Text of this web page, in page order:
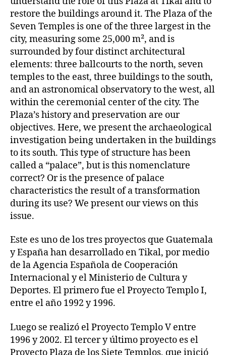
restore the buildings around it. The Plaza of the
Seven Temples is one of the three largest in the
city, measuring some 25,000 m², and is
surrounded by four distinct architectural
elements: three ballcourts to the north, seven
temples to the east, three buildings to the south,
and an astronomical observatory to the west, all
within the ceremonial center of the city. The
Plaza’s history and preservation are our
objectives. Here, we present the archaeological
investigation being undertaken in the buildings
to its south. This type of structure has been
called a “palace”, but is this nomenclature
correct? Or is the presence of palace
characteristics the result of a transformation
during its use? We present our views on this
issue.
Este es uno de los tres proyectos que Guatemala
y España han desarrollado en Tikal, por medio
de la Agencia Española de Cooperación
Internacional y el Ministerio de Cultura y
Deportes. El primero fue el Proyecto Templo I,
entre el año 1992 y 1996.
Luego se realizó el Proyecto Templo V entre
1996 y 2002. El tercer y último proyecto es el
Proyecto Plaza de los Siete Templos, que inició